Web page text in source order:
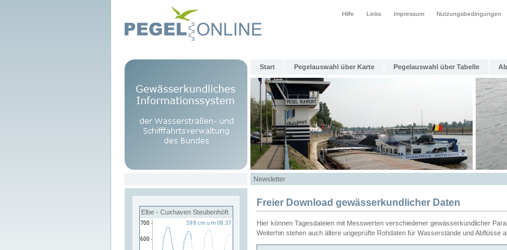
Hilfe Links Impressum Nutzungsbedingungen
Start Pegelauswahl über Karte Pegelauswahl über Tabelle
Newsletter
Elbe - Cuxhaven Steubenhöft
Freier Download gewässerkundlicher Daten
Hier können Tagesdateien mit Messwerten verschiedener gewässerkundlicher
Weiterhin stehen auch ältere ungeprüfte Rohdaten für Wasserstände und Abflüsse